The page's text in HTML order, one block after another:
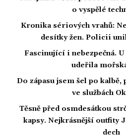
o vyspělé
Kronika sériových vrahů:
desítky žen. Policii
Fascinující i nebezpečná.
udeřila
Do zápasu jsem šel po
ve službách
Těsně před osmdesátkou
kapsy. Nejkrásnější outfity
dech